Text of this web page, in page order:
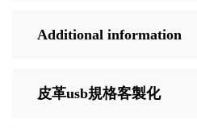
Additional information
皮革usb規格客製化